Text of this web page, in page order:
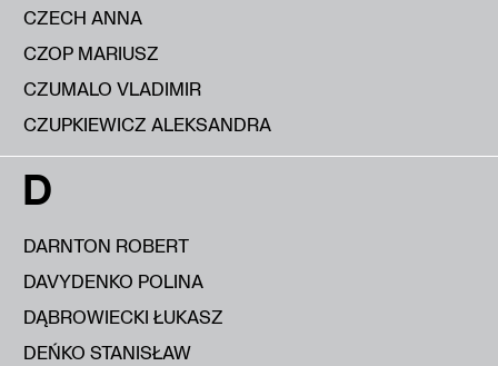
CZECH ANNA
CZOP MARIUSZ
CZUMALO VLADIMIR
CZUPKIEWICZ ALEKSANDRA
D
DARNTON ROBERT
DAVYDENKO POLINA
DĄBROWIECKI ŁUKASZ
DEŃKO STANISŁAW